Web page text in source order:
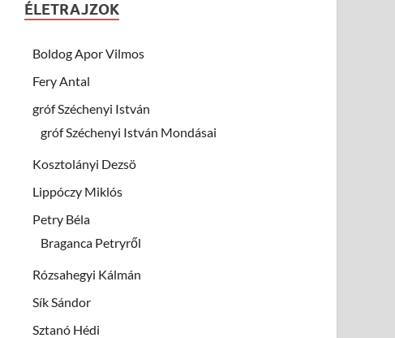
ÉLETRAJZOK
Boldog Apor Vilmos
Fery Antal
gróf Széchenyi István
gróf Széchenyi István Mondásai
Kosztolányi Dezsö
Lippóczy Miklós
Petry Béla
Braganca Petryről
Rózsahegyi Kálmán
Sík Sándor
Sztanó Hédi